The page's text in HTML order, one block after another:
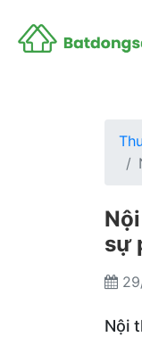
sự
Nội